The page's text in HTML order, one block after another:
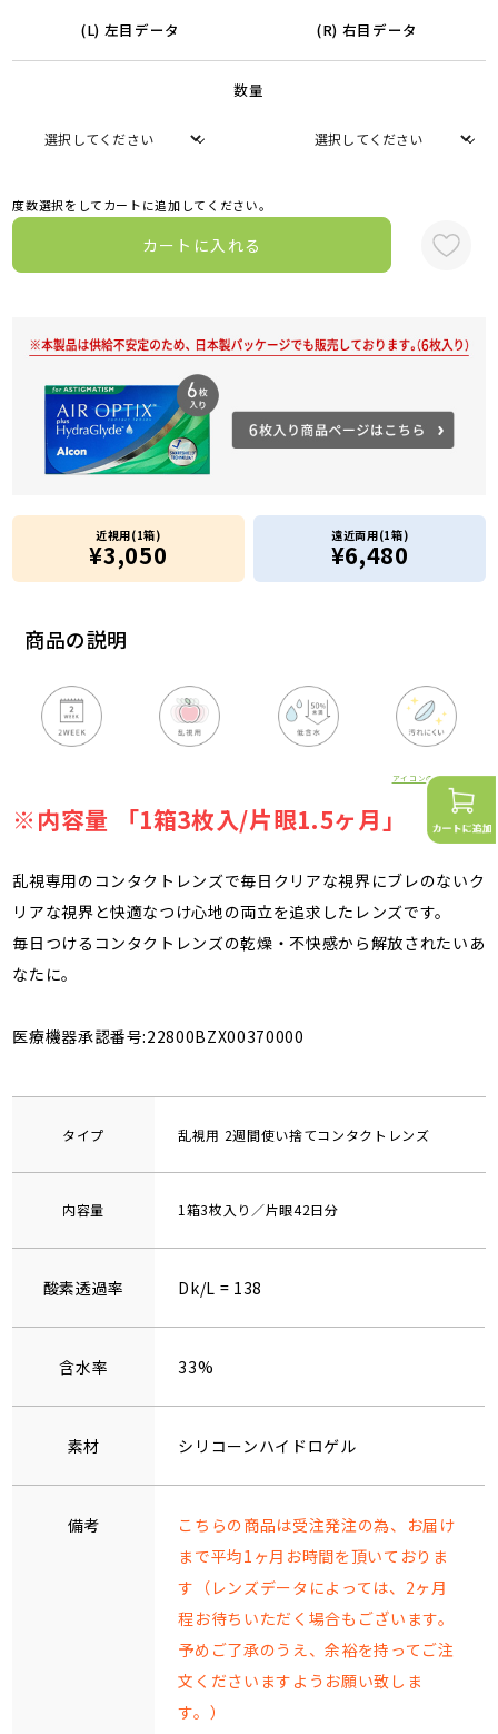
商品の説明
アイコンの詳細はこちら
※内容量 「1箱3枚入/片眼1.5ヶ月」
乱視専用のコンタクトレンズで毎日クリアな視界にブレのないク
リアな視界と快適なつけ心地の両立を追求したレンズです。
毎日つけるコンタクトレンズの乾燥・不快感から解放されたいあ
なたに。
医療機器承認番号:22800BZX00370000
タイプ 乱視用 2週間使い捨てコンタクトレンズ
内容量 1箱3枚入り／片眼42日分
酸素透過率 Dk/L = 138
含水率 33%
素材 シリコーンハイドロゲル
備考
こちらの商品は受注発注の為、お届け
まで平均1ヶ月お時間を頂いておりま
す（レンズデータによっては、2ヶ月
程お待ちいただく場合もございます。
予めご了承のうえ、余裕を持ってご注
文くださいますようお願い致しま
す。）
(L) 左目データ (R) 右目データ
数量
度数選択をしてカートに追加してください。
カートに入れる
近視用(1箱)
¥3,050
遠近両用(1箱)
¥6,480